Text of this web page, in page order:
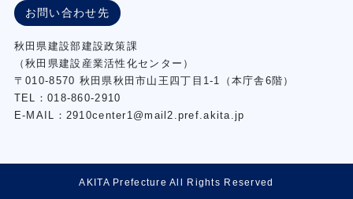
お問い合わせ先
秋⽥県建設部建設政策課
（秋⽥県建設産業活性化センター）
〒010-8570 秋田県秋田市⼭王四丁⽬1-1（本庁舎6階）
TEL：018-860-2910
E-MAIL：2910center1@mail2.pref.akita.jp
AKITA Prefecture All Rights Reserved